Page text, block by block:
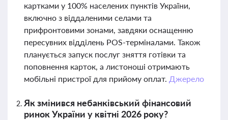
картками у 100% населених пунктів України,
включно з віддаленими селами та
прифронтовими зонами, завдяки оснащенню
пересувних відділень POS-терміналами. Також
планується запуск послуг зняття готівки та
поповнення карток, а листоноші отримають
мобільні пристрої для прийому оплат. Джерело
Як змінився небанківський фінансовий
ринок України у квітні 2026 року?